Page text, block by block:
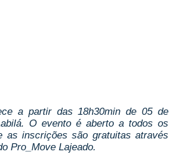
a partir das 18h30min de 05 de
O evento é aberto a todos os
as inscrições são gratuitas através
Pro_Move Lajeado.